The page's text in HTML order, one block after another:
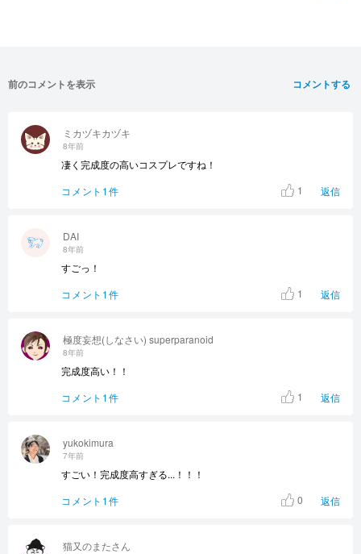
コメントする
前のコメントを表示
猫又のまたさん
yukokimura
7年前
すごい！完成度高すぎる...！！！
コメント1件
0 返信
極度妄想(しなさい) superparanoid
8年前
完成度高い！！
コメント1件
1 返信
DAI
8年前
すごっ！
コメント1件
1 返信
ミカヅキカヅキ
8年前
凄く完成度の高いコスプレですね！
コメント1件
1 返信